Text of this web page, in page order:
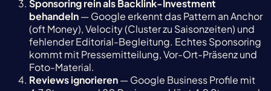
Sponsoring rein als Backlink-Investment
behandeln— Google erkennt das Pattern an Anchor
(oft Money), Velocity (Cluster zu Saisonzeiten) und
fehlender Editorial-Begleitung. Echtes Sponsoring
kommt mit Pressemitteilung, Vor-Ort-Präsenz und
Foto-Material.
Reviews ignorieren— Google Business Profile mit